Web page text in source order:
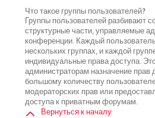
Что такое группы пользователей?
Группы пользователей разбивают
структурные части, управляемые
конференции. Каждый
нескольких группах, и каждой
индивидуальные права доступа.
администраторам назначение прав
большому количеству
модераторских прав или
доступа к приватным форумам.
Вернуться к началу